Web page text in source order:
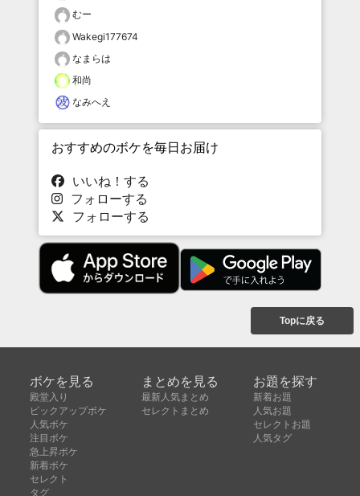
むー
Wakegi177674
なまらは
和尚
なみへえ
おすすめのボケを毎日お届け
いいね！する
フォローする
フォローする
Topに戻る
ボケを見る
殿堂入り
ピックアップボケ
人気ボケ
注目ボケ
急上昇ボケ
新着ボケ
セレクト
タグ
まとめを見る
最新人気まとめ
セレクトまとめ
お題を探す
新着お題
人気お題
セレクトお題
人気タグ